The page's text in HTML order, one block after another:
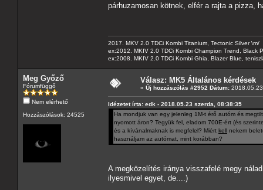
párhuzamosan kötnek, elfér a rajta a pizza,
2017. MKV 2.0 TDCi Kombi Titanium, Tectonic Silver \m/
ex:2012. MKIV 2.0 TDCi Kombi Champion Trend, Black
ex:2008. MKIV 2.0 TDCi Kombi Ghia, Blazer Blue,
Meg Győző
Fórumfüggő
Nem elérhető
Hozzászólások: 24525
Válasz: MK5 Általános kérdések
« Új hozzászólás #2952 Dátum:
Idézetet írta: edk - 2018.05.23 szerda, 08:38:35
Ha mondjuk van egy jelenleg 1M-t érő autóm és
nyomott áron? Tegyük fel, eladom 700E-ért (és
és a kívánalmaknak is megfelel? Miért kell nekem
használjam az autómat, mint korábban?
A megközelítés iránya visszafelé megy
ilyesmivel egyet, de....)